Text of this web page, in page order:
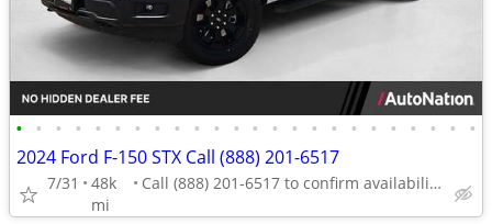
• • • • • • • • • • • • • • • • • • • • • • • •
2024 Ford F-150 STX Call (888) 201-6517
7/31
48k
mi
Call (888) 201-6517 to confirm availability - May 14th